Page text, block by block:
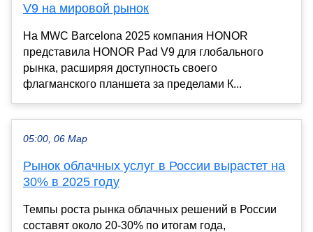
V9 на мировой рынок
На MWC Barcelona 2025 компания HONOR
представила HONOR Pad V9 для глобального
рынка, расширяя доступность своего
флагманского планшета за пределами К...
05:00, 06 Мар
Рынок облачных услуг в России вырастет на
30% в 2025 году
Темпы роста рынка облачных решений в России
составят около 20-30% по итогам года,